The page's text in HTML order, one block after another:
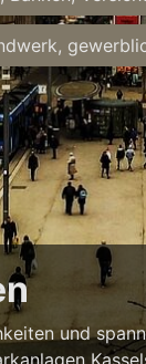
und